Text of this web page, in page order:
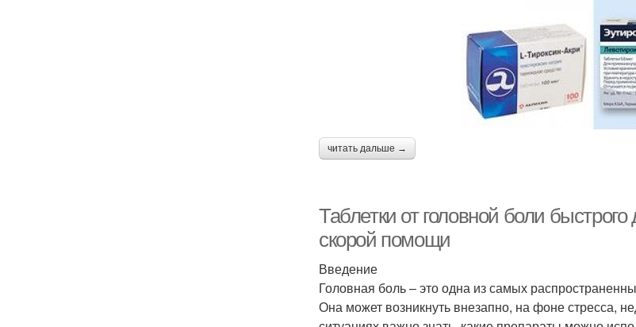
читать дальше →
Таблетки от головной боли
скорой помощи
Введение
Головная боль – это одна из самых
Она может возникнуть внезапно, на фоне стресса,